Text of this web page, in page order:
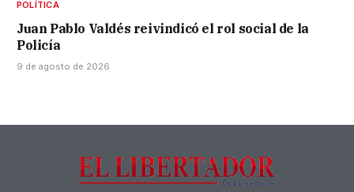
POLÍTICA
Juan Pablo Valdés reivindicó el rol social de la
Policía
9 de agosto de 2026